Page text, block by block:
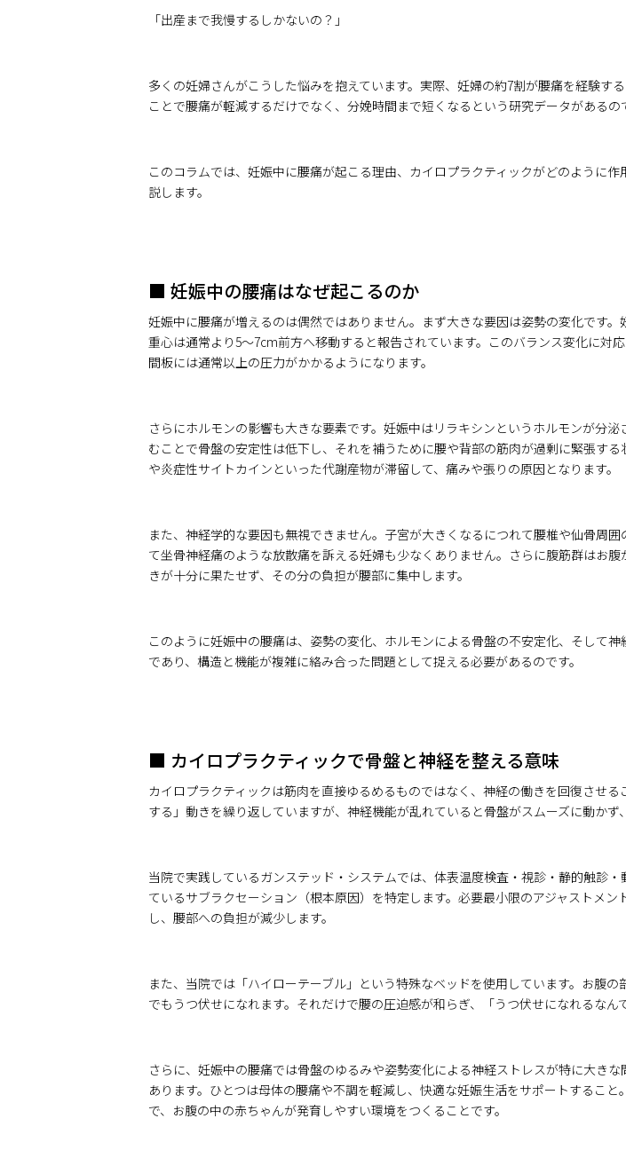
「出産まで我慢するしかないの？」
多くの妊婦さんがこうした悩みを抱えています。実際、妊婦の約7割が腰痛を経験す
ことで腰痛が軽減するだけでなく、分娩時間まで短くなるという研究データがあるの
このコラムでは、妊娠中に腰痛が起こる理由、カイロプラクティックがどのように
説します。
■ 妊娠中の腰痛はなぜ起こるのか
妊娠中に腰痛が増えるのは偶然ではありません。まず大きな要因は姿勢の変化です。
重心は通常より5〜7cm前方へ移動すると報告されています。このバランス変化に対
間板には通常以上の圧力がかかるようになります。
さらにホルモンの影響も大きな要素です。妊娠中はリラキシンというホルモンが分
むことで骨盤の安定性は低下し、それを補うために腰や背部の筋肉が過剰に緊張す
や炎症性サイトカインといった代謝産物が滞留して、痛みや張りの原因となります。
また、神経学的な要因も無視できません。子宮が大きくなるにつれて腰椎や仙骨周
て坐骨神経痛のような放散痛を訴える妊婦も少なくありません。さらに腹筋群はお
きが十分に果たせず、その分の負担が腰部に集中します。
このように妊娠中の腰痛は、姿勢の変化、ホルモンによる骨盤の不安定化、そして
であり、構造と機能が複雑に絡み合った問題として捉える必要があるのです。
■ カイロプラクティックで骨盤と神経を整える意味
カイロプラクティックは筋肉を直接ゆるめるものではなく、神経の働きを回復させ
する」動きを繰り返していますが、神経機能が乱れていると骨盤がスムーズに動かず
当院で実践しているガンステッド・システムでは、体表温度検査・視診・静的触診
ているサブラクセーション（根本原因）を特定します。必要最小限のアジャストメ
し、腰部への負担が減少します。
また、当院では「ハイローテーブル」という特殊なベッドを使用しています。お腹
でもうつ伏せになれます。それだけで腰の圧迫感が和らぎ、「うつ伏せになれるなん
さらに、妊娠中の腰痛では骨盤のゆるみや姿勢変化による神経ストレスが特に大き
あります。ひとつは母体の腰痛や不調を軽減し、快適な妊娠生活をサポートするこ
で、お腹の中の赤ちゃんが発育しやすい環境をつくることです。